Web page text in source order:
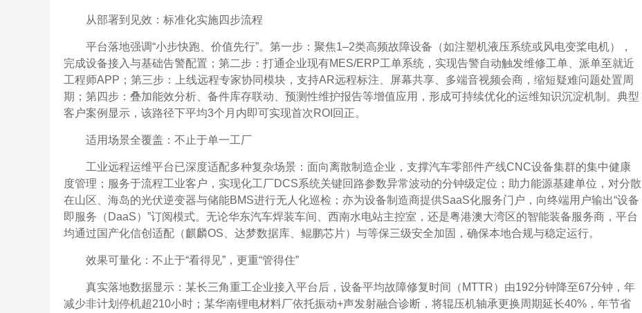
从部署到见效：标准化实施四步流程
平台落地强调“小步快跑、价值先行”。第一步：聚焦1–2类高频故障设备（如注塑机液压系统或风电变桨电机），
完成设备接入与基础告警配置；第二步：打通企业现有MES/ERP工单系统，实现告警自动触发维修工单、派单至就近
工程师APP；第三步：上线远程专家协同模块，支持AR远程标注、屏幕共享、多端音视频会商，缩短疑难问题处置周
期；第四步：叠加能效分析、备件库存联动、预测性维护报告等增值应用，形成可持续优化的运维知识沉淀机制。典型
客户案例显示，该路径下平均3个月内即可实现首次ROI回正。
适用场景全覆盖：不止于单一工厂
工业远程运维平台已深度适配多种复杂场景：面向离散制造企业，支撑汽车零部件产线CNC设备集群的集中健康
度管理；服务于流程工业客户，实现化工厂DCS系统关键回路参数异常波动的分钟级定位；助力能源基建单位，对分散
在山区、海岛的光伏逆变器与储能BMS进行无人化巡检；亦为设备制造商提供SaaS化服务门户，向终端用户输出“设备
即服务（DaaS）”订阅模式。无论华东汽车焊装车间、西南水电站主控室，还是粤港澳大湾区的智能装备服务商，平台
均通过国产化信创适配（麒麟OS、达梦数据库、鲲鹏芯片）与等保三级安全加固，确保本地合规与稳定运行。
效果可量化：不止于“看得见”，更重“管得住”
真实落地数据显示：某长三角重工企业接入平台后，设备平均故障修复时间（MTTR）由192分钟降至67分钟，年
减少非计划停机超210小时；某华南锂电材料厂依托振动+声发射融合诊断，将辊压机轴承更换周期延长40%，年节省